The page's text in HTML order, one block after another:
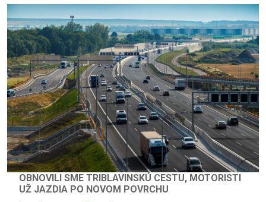
OBNOVILI SME TRIBLAVINSKÚ CESTU, MOTORISTI
UŽ JAZDIA PO NOVOM POVRCHU